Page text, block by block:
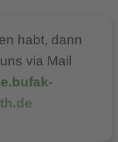
habt, dann
via Mail